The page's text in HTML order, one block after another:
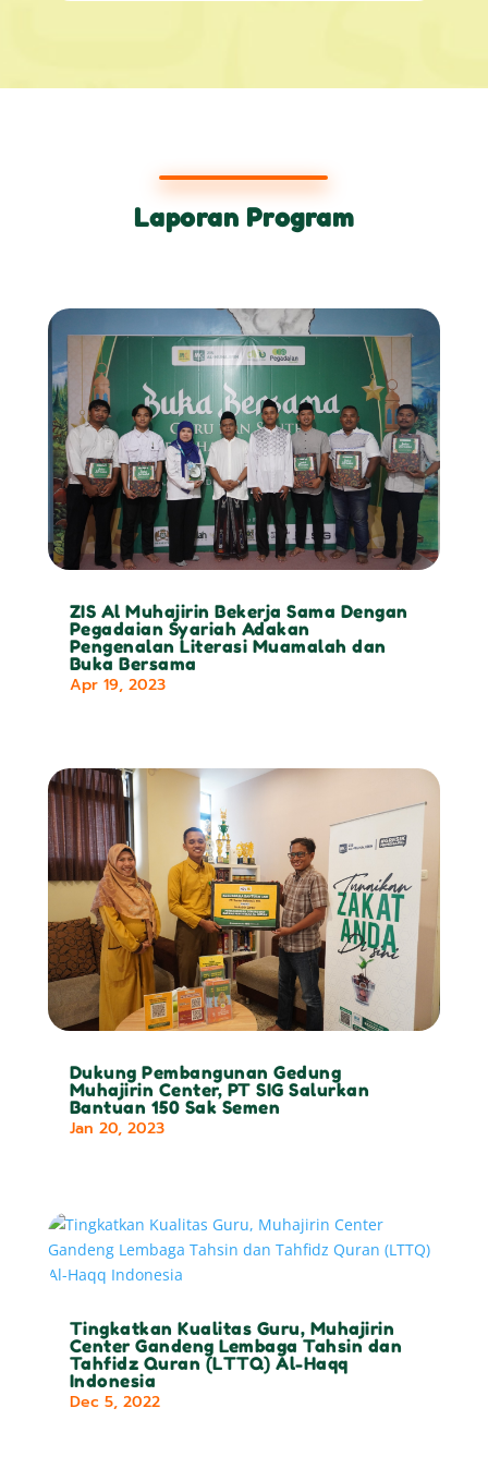
Laporan Program
ZIS Al Muhajirin Bekerja Sama Dengan
Pegadaian Syariah Adakan
Pengenalan Literasi Muamalah dan
Buka Bersama
Apr 19, 2023
Dukung Pembangunan Gedung
Muhajirin Center, PT SIG Salurkan
Bantuan 150 Sak Semen
Jan 20, 2023
Tingkatkan Kualitas Guru, Muhajirin
Center Gandeng Lembaga Tahsin dan
Tahfidz Quran (LTTQ) Al-Haqq
Indonesia
Dec 5, 2022